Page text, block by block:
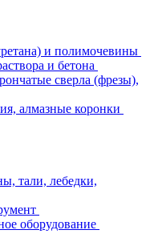
и полимочевины
и бетона
сверла (фрезы),
алмазные коронки
тали, лебедки,
оборудование